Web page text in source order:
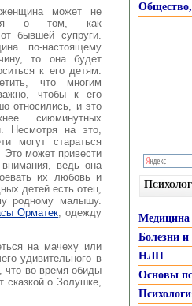
может не
о том, как
бывшей супруги.
по-настоящему
то она будет
к его детям.
что многим
чтобы к его
относились, и это
сиюминутных
Несмотря на это,
могут стараться
Это может привести
ведь она
их любовь и
детей есть отец,
родному малышу.
Орматек , одежду
на мачеху или
удивительного в
что во время обиды
сказкой о Золушке,
Медицина
Болезни и
НЛП
Основы